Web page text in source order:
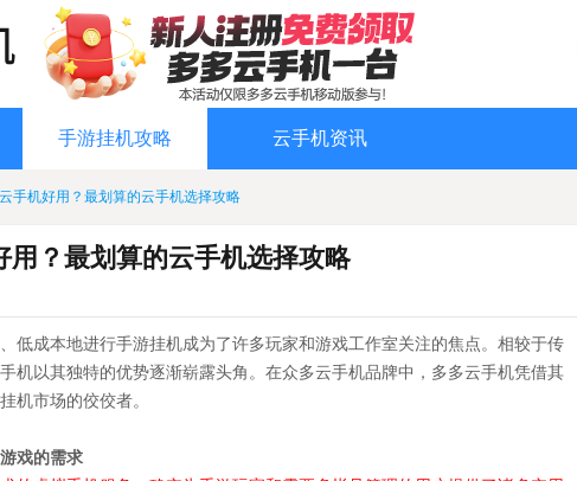
手游挂机攻略 云手机资讯
手机好用？最划算的云手机选择攻略
用？最划算的云手机选择攻略
低成本地进行手游挂机成为了许多玩家和游戏工作室关注的焦点。相较于传
机以其独特的优势逐渐崭露头角。在众多云手机品牌中，多多云手机凭借其
机市场的佼佼者。
戏的需求